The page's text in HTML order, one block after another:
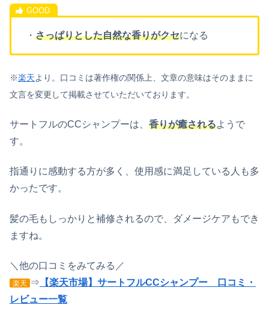
・ さっぱりとした自然な香りがクセになる
※楽天より。口コミは著作権の関係上、文章の意味はそのままに
文言を変更して掲載させていただいております。
サートフルのCCシャンプーは、 香りが癒されるようで
す。
指通りに感動する方が多く、使用感に満足している人も多
かったです。
髪の毛もしっかりと補修されるので、ダメージケアもでき
ますね。
＼他の口コミをみてみる／
楽天 ⇒ 【楽天市場】サートフルCCシャンプー 口コミ・
レビュー一覧